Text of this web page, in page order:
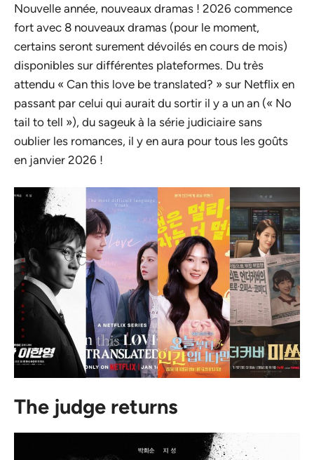
Nouvelle année, nouveaux dramas ! 2026 commence
fort avec 8 nouveaux dramas (pour le moment,
certains seront surement dévoilés en cours de mois)
disponibles sur différentes plateformes. Du très
attendu « Can this love be translated? » sur Netflix en
passant par celui qui aurait du sortir il y a un an (« No
tail to tell »), du sageuk à la série judiciaire sans
oublier les romances, il y en aura pour tous les goûts
en janvier 2026 !
The judge returns